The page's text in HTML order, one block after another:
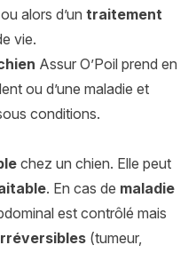
ou alors d’un traitement
vie.
Assur O’Poil prend en
ou d’une maladie et
conditions.
chez un chien. Elle peut
. En cas de maladie
est contrôlé mais
(tumeur,